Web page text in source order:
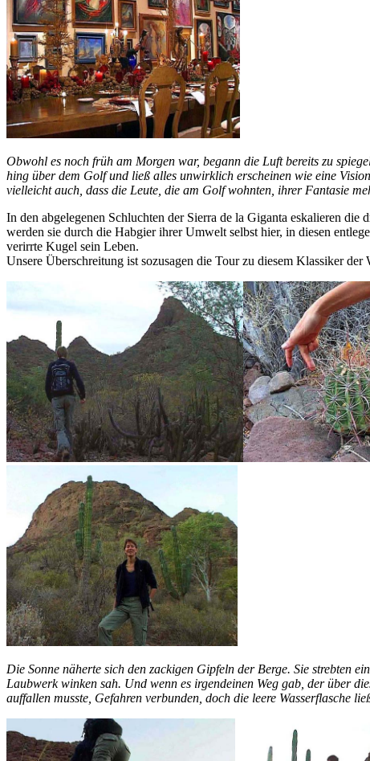
Obwohl es noch früh am Morgen war, begann die Luft bereits zu
hing über dem Golf und ließ alles unwirklich erscheinen wie eine
vielleicht auch, dass die Leute, die am Golf wohnten, ihrer Fantasie
In den abgelegenen Schluchten der Sierra de la Giganta eskalieren
werden sie durch die Habgier ihrer Umwelt selbst hier, in diesen
verirrte Kugel sein Leben.
Unsere Überschreitung ist sozusagen die Tour zu diesem Klassiker der
Die Sonne näherte sich den zackigen Gipfeln der Berge. Sie strebten
Laubwerk winken sah. Und wenn es irgendeinen Weg gab, der über
auffallen musste, Gefahren verbunden, doch die leere Wasserflasche